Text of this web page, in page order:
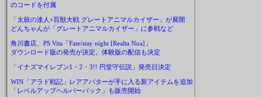
のコードを付属
「太鼓の達人×百獣大戦 グレートアニマルカイザー」が展開
どんちゃんが「グレートアニマルカイザー」に参戦など
角川書店、PS Vita「Fate/stay night [Realta Nua]」
ダウンロード版の発売が決定。体験版の配信も決定
「イナズマイレブン1・2・3!! 円堂守伝説」発売日決定
WIN「アラド戦記」レアアバターが手に入る新アイテムを追加
「レベルアップヘルパーパック」も販売開始